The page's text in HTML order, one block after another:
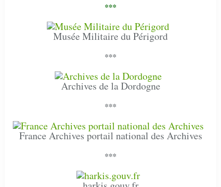
***
Musée Militaire du Périgord
***
Archives de la Dordogne
***
France Archives portail national des Archives
***